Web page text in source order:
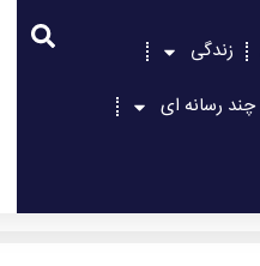
زندگی
چند رسانه ای